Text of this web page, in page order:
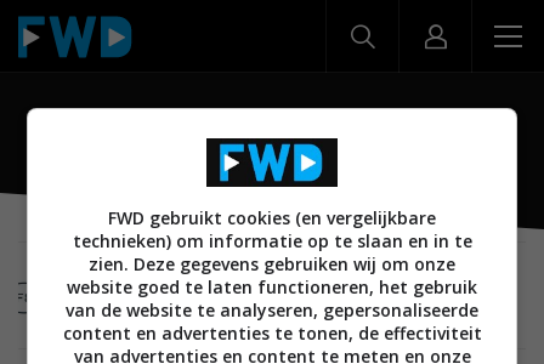
ontwikkelaars
MOBILE 27 FEBRUARI 2020
Facebook last ontwikkellaarsconferentie F8 af
vanwege coronavirus
FWD gebruikt cookies (en vergelijkbare
technieken) om informatie op te slaan en in te
zien. Deze gegevens gebruiken wij om onze
website goed te laten functioneren, het gebruik
van de website te analyseren, gepersonaliseerde
content en advertenties te tonen, de effectiviteit
van advertenties en content te meten en onze